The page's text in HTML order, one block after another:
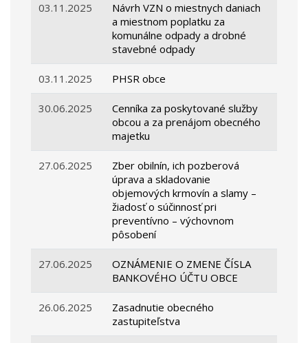
03.11.2025
Návrh VZN o miestnych daniach
a miestnom poplatku za
komunálne odpady a drobné
stavebné odpady
03.11.2025 PHSR obce
30.06.2025
Cenníka za poskytované služby
obcou a za prenájom obecného
majetku
27.06.2025
Zber obilnín, ich pozberová
úprava a skladovanie
objemových krmovín a slamy –
žiadosť o súčinnosť pri
preventívno – výchovnom
pôsobení
27.06.2025
OZNÁMENIE O ZMENE ČÍSLA
BANKOVÉHO ÚČTU OBCE
26.06.2025
Zasadnutie obecného
zastupiteľstva